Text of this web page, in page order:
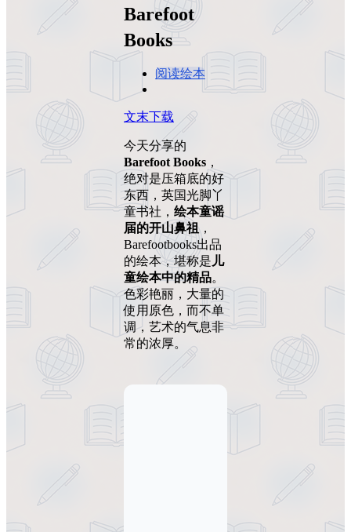
Barefoot
Books
阅读绘本
文末下载
今天分享的
Barefoot Books ，
绝对是压箱底的好
东西，英国光脚丫
童书社， 绘本童谣
届的开山鼻祖，
Barefootbooks出品
的绘本，堪称是 儿
童绘本中的精品。
色彩艳丽，大量的
使用原色，而不单
调，艺术的气息非
常的浓厚。